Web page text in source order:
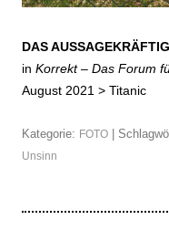
DAS
in Korrekt – Das Forum
August 2021 > Titanic
Kategorie: FOTO |
Unsinn